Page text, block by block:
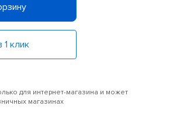
1 клик
для интернет-магазина и может
магазинах